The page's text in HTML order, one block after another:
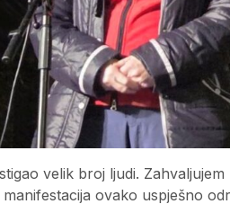
velik broj ljudi.
ovako uspješno